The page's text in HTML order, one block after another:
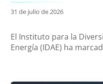
31 de julio de 2026
El Instituto para la
Energía (IDAE) ha